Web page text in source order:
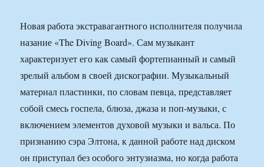
Новая работа экстравагантного исполнителя получила
назание «The Diving Board». Сам музыкант
характеризует его как самый фортепианный и самый
зрелый альбом в своей дискографии. Музыкальный
материал пластинки, по словам певца, представляет
собой смесь госпела, блюза, джаза и поп-музыки, с
включением элементов духовой музыки и вальса. По
признанию сэра Элтона, к данной работе над диском
он приступал без особого энтузиазма, но когда работа